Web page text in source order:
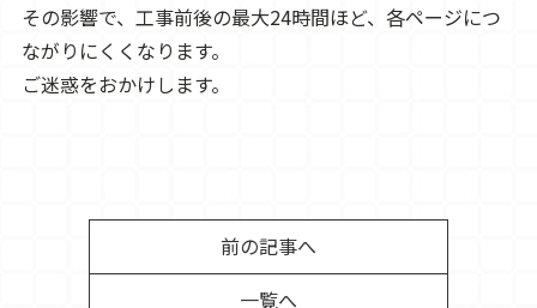
その影響で、工事前後の最大24時間ほど、各ページにつ
ながりにくくなります。
ご迷惑をおかけします。
前の記事へ
一覧へ